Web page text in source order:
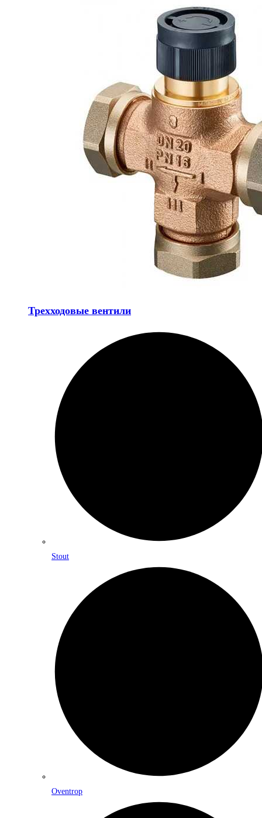
Трехходовые вентили
Stout
Oventrop